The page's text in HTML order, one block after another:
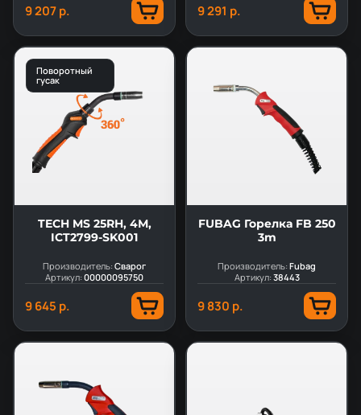
9 207 р. 9 291 р.
Поворотный
гусак
TECH MS 25RH, 4М,
ICT2799-SK001
Производитель:Сварог
Артикул:00000095750
9 645 р.
FUBAG Горелка FB 250
3m
Производитель:Fubag
Артикул:38443
9 830 р.